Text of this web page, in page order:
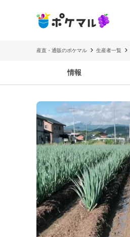
産直・通販のポケマル 生産者一覧
情報